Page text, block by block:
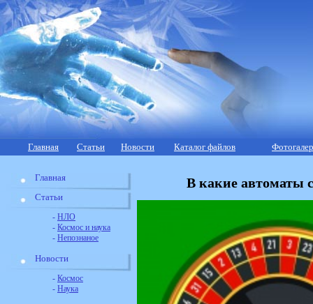
Главная Статьи Новости Каталог файлов
Главная
Статьи
- НЛО
- Космос и наука
- Непознаное
Новости
- Космос
- Наука
В какие автоматы